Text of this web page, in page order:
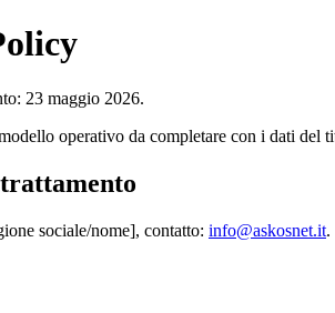
23 maggio 2026.
operativo da completare con i dati del
sociale/nome], contatto: info@askosnet.it.